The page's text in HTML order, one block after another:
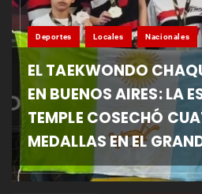
Deportes Locales Nacionales
EL TAEKWONDO
EN BUENOS AIRES: LA
TEMPLE COSECHÓ
MEDALLAS EN EL